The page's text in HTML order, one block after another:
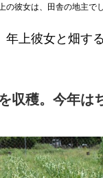
の彼女は、田舎の地主でし
年上彼女と畑する
収穫。今年は